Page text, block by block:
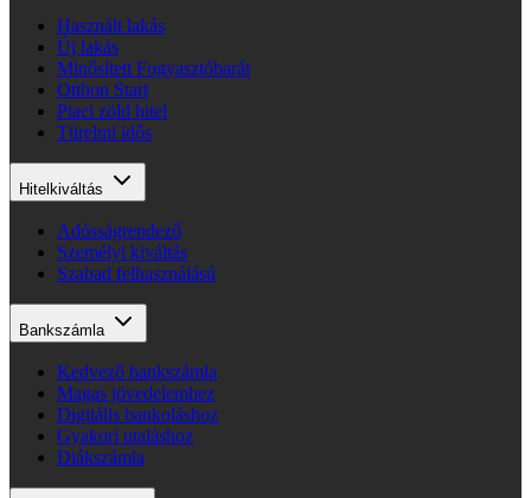
Használt lakás
Új lakás
Minősített Fogyasztóbarát
Otthon Start
Piaci zöld hitel
Türelmi idős
Hitelkiváltás
Adósságrendező
Személyi kiváltás
Szabad felhasználású
Bankszámla
Kedvező bankszámla
Magas jövedelemhez
Digitális bankoláshoz
Gyakori utaláshoz
Diákszámla